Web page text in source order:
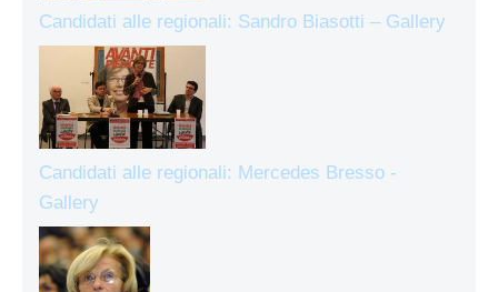
Candidati alle regionali: Sandro Biasotti – Gallery
Candidati alle regionali: Mercedes Bresso -
Gallery